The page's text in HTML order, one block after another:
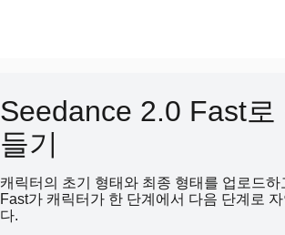
Seedance 2.0 Fast
들기
캐릭터의 초기 형태와 최종 형태를 업로드
Fast가 캐릭터가 한 단계에서 다음 단계로
다.